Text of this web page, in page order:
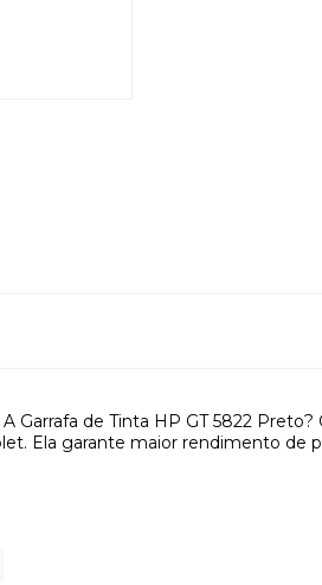
Garrafa de Tinta HP GT 5822
Ela garante maior rendimento de